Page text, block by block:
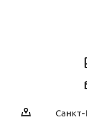
Санкт-